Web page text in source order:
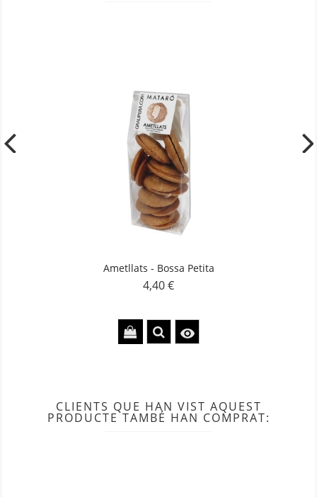
Ametllats - Bossa Petita
Preu
4,40 €

CLIENTS QUE HAN VIST AQUEST
PRODUCTE TAMBÉ HAN COMPRAT: